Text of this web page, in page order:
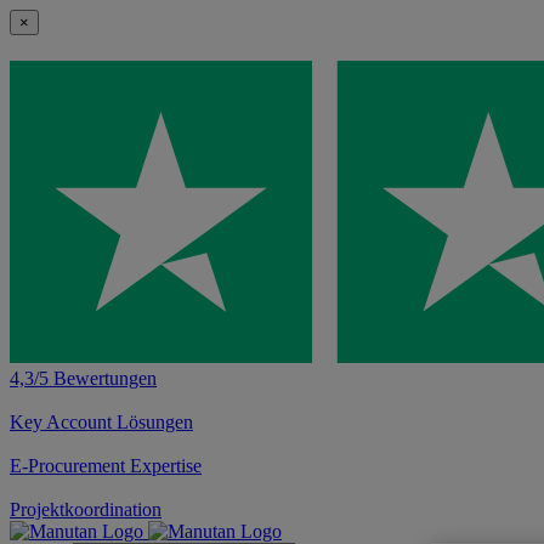
×
4,3/5 Bewertungen
Key Account Lösungen
E-Procurement Expertise
Projektkoordination